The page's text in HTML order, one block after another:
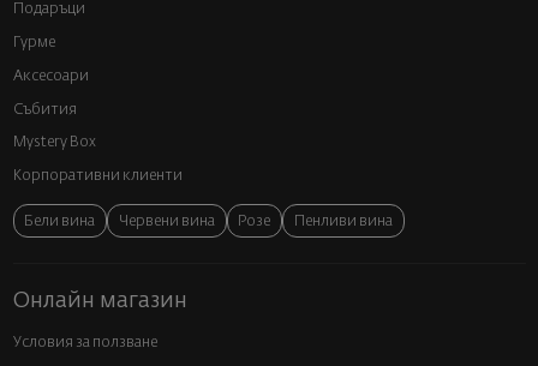
Подаръци
Гурме
Аксесоари
Събития
Mystery Box
Корпоративни клиенти
Бели вина Червени вина Розе Пенливи вина
Онлайн магазин
Условия за ползване